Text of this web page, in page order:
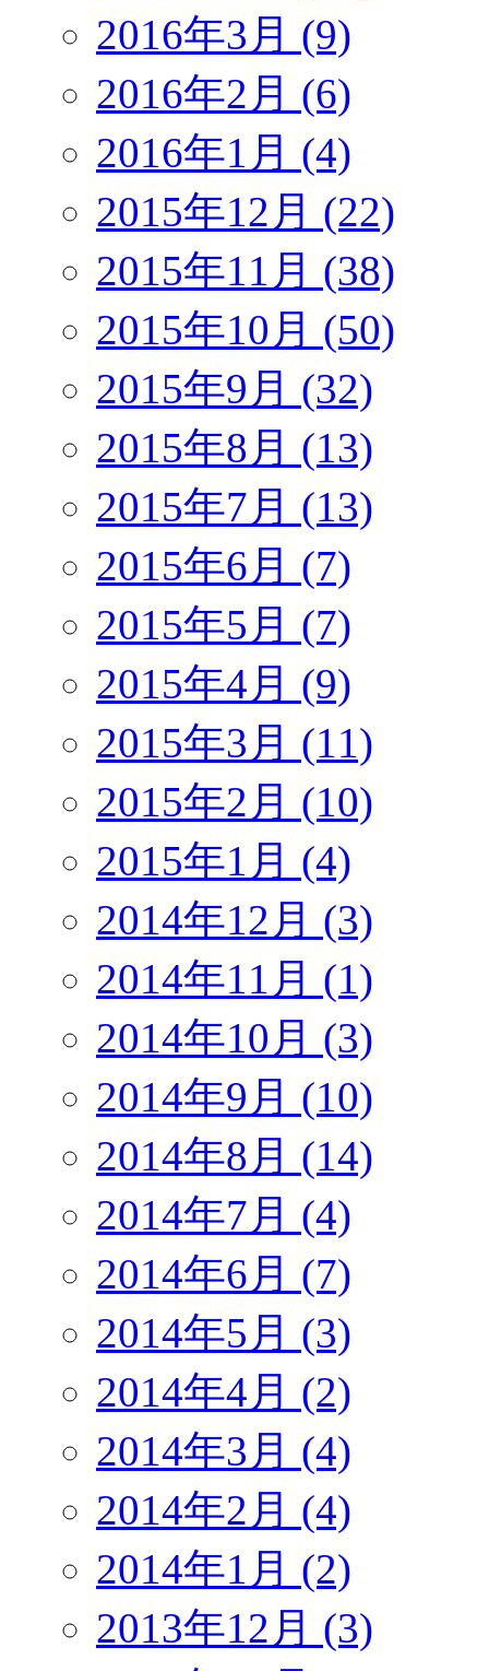
2016年3月 (9)
2016年2月 (6)
2016年1月 (4)
2015年12月 (22)
2015年11月 (38)
2015年10月 (50)
2015年9月 (32)
2015年8月 (13)
2015年7月 (13)
2015年6月 (7)
2015年5月 (7)
2015年4月 (9)
2015年3月 (11)
2015年2月 (10)
2015年1月 (4)
2014年12月 (3)
2014年11月 (1)
2014年10月 (3)
2014年9月 (10)
2014年8月 (14)
2014年7月 (4)
2014年6月 (7)
2014年5月 (3)
2014年4月 (2)
2014年3月 (4)
2014年2月 (4)
2014年1月 (2)
2013年12月 (3)